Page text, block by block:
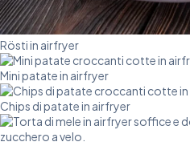
Rösti in airfryer
Mini patate in airfryer
Chips di patate in airfryer